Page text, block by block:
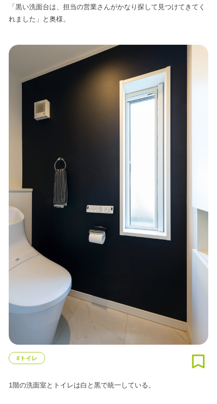
「黒い洗面台は、担当の営業さんがかなり探して見つけてきてく
れました」と奥様。
#トイレ
1階の洗面室とトイレは白と黒で統一している。